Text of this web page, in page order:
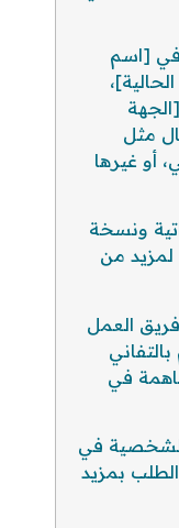
في [اسم
مثل
أو غيرها
ونسخة
لمزيد من
العمل
في
الشخصية في
بمزيد